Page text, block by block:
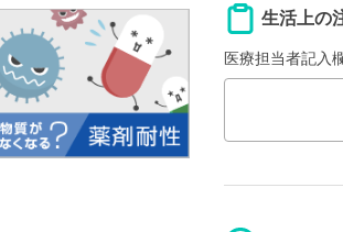
生活上の
医療担当者記入